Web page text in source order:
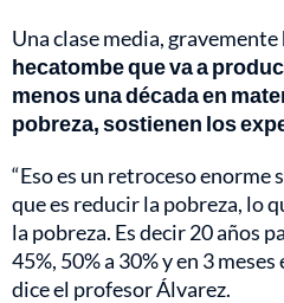
Una clase media, gravemente
hecatombe que va a
menos una década en
pobreza, sostienen los
“Eso es un retroceso
que es reducir la pobreza, lo
la pobreza. Es decir 20 años
45%, 50% a 30% y en 3
dice el profesor Álvarez.